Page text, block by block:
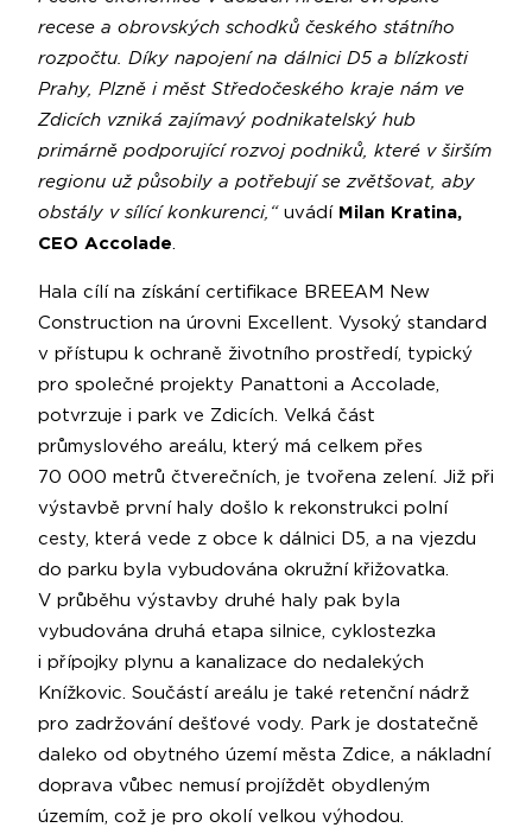
recese a obrovských schodků českého státního
rozpočtu. Díky napojení na dálnici D5 a blízkosti
Prahy, Plzně i měst Středočeského kraje nám ve
Zdicích vzniká zajímavý podnikatelský hub
primárně podporující rozvoj podniků, které v širším
regionu už působily a potřebují se zvětšovat, aby
obstály v sílící konkurenci,“ uvádí Milan Kratina,
CEO Accolade.
Hala cílí na získání certifikace BREEAM New
Construction na úrovni Excellent. Vysoký standard
v přístupu k ochraně životního prostředí, typický
pro společné projekty Panattoni a Accolade,
potvrzuje i park ve Zdicích. Velká část
průmyslového areálu, který má celkem přes
70 000 metrů čtverečních, je tvořena zelení. Již při
výstavbě první haly došlo k rekonstrukci polní
cesty, která vede z obce k dálnici D5, a na vjezdu
do parku byla vybudována okružní křižovatka.
V průběhu výstavby druhé haly pak byla
vybudována druhá etapa silnice, cyklostezka
i přípojky plynu a kanalizace do nedalekých
Knížkovic. Součástí areálu je také retenční nádrž
pro zadržování dešťové vody. Park je dostatečně
daleko od obytného území města Zdice, a nákladní
doprava vůbec nemusí projíždět obydleným
územím, což je pro okolí velkou výhodou.